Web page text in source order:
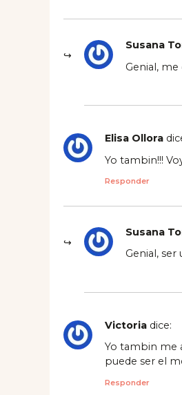
Susana
Genial,
Elisa Ollora
Yo tambin!!!
Responder
Susana
Genial,
Victoria dice:
Yo tambin me
puede ser el
Responder